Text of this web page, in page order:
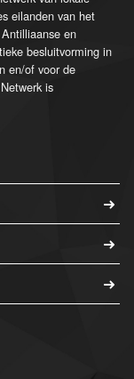
eilanden van het
en
besluitvorming in
en/of voor de
is